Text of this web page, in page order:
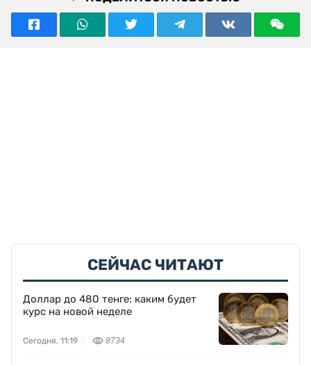
СЕЙЧАС ЧИТАЮТ
Доллар до 480 тенге: каким будет
курс на новой неделе
Сегодня, 11:19 8734